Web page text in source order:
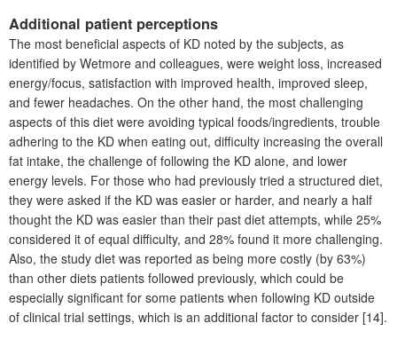
Additional patient perceptions
The most beneficial aspects of KD noted by the subjects, as
identified by Wetmore and colleagues, were weight loss, increased
energy/focus, satisfaction with improved health, improved sleep,
and fewer headaches. On the other hand, the most challenging
aspects of this diet were avoiding typical foods/ingredients, trouble
adhering to the KD when eating out, difficulty increasing the overall
fat intake, the challenge of following the KD alone, and lower
energy levels. For those who had previously tried a structured diet,
they were asked if the KD was easier or harder, and nearly a half
thought the KD was easier than their past diet attempts, while 25%
considered it of equal difficulty, and 28% found it more challenging.
Also, the study diet was reported as being more costly (by 63%)
than other diets patients followed previously, which could be
especially significant for some patients when following KD outside
of clinical trial settings, which is an additional factor to consider [14].